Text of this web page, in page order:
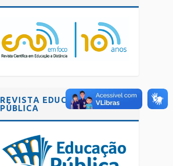
REVISTA EDUCAÇÃO
PÚBLICA